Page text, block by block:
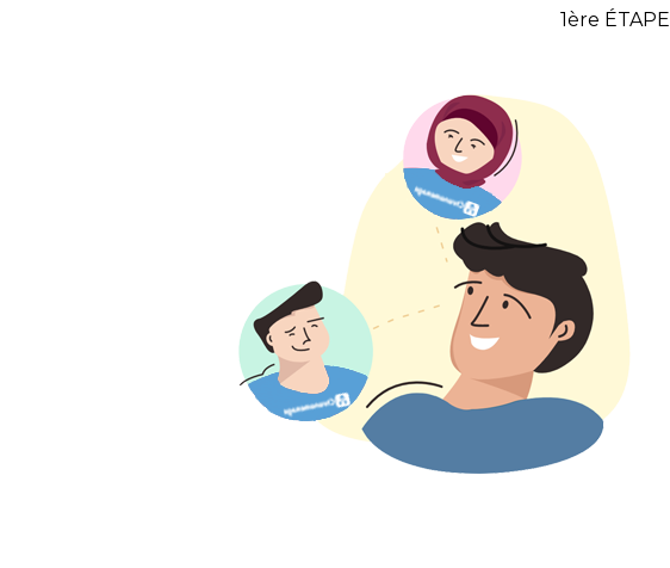
1ère ÉTAPE